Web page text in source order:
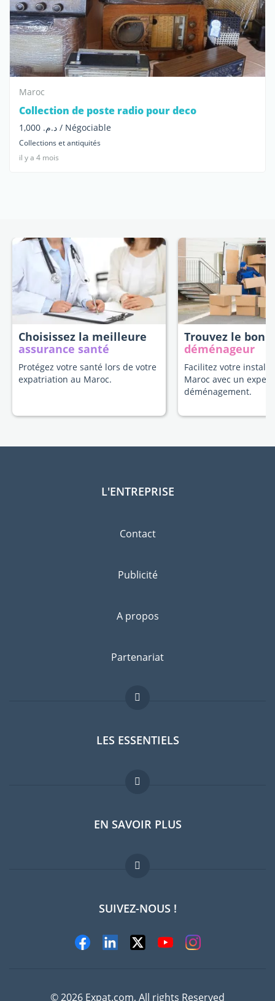
Maroc
Collection de poste radio pour deco
د.م. 1,000 / Négociable
Collections et antiquités
il y a 4 mois
Choisissez la meilleure
assurance santé
Protégez votre santé lors de votre
expatriation au Maroc.
Trouvez le bon
déménageur
Facilitez votre
Maroc avec un
déménagement.
L'ENTREPRISE
Contact
Publicité
A propos
Partenariat
LES ESSENTIELS
Forum expatriés
Guides pays
Offres d'emploi
EN SAVOIR PLUS
FAQ
Experts
SUIVEZ-NOUS !
© 2026 Expat.com, All rights Reserved